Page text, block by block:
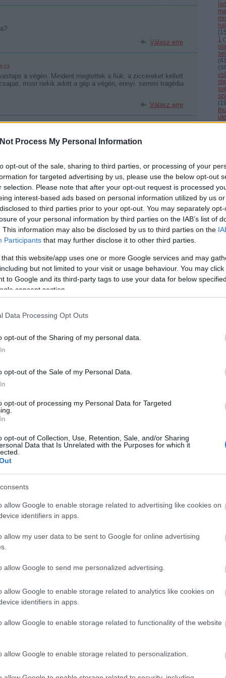
Process My Personal Information
opt-out of the sale, sharing to third parties, or processing of your
for targeted advertising by us, please use the below opt-out
selection. Please note that after your opt-out request is processed
interest-based ads based on personal information utilized by us
to third parties prior to your opt-out. You may separately
of your personal information by third parties on the IAB’s list of
This information may also be disclosed by us to third parties on the
Participants that may further disclose it to other third parties.
that this website/app uses one or more Google services and may
but not limited to your visit or usage behaviour. You may
to Google and its third-party tags to use your data for below
consent section.
Data Processing Opt Outs
opt-out of the Sharing of my personal data.
opt-out of the Sale of my Personal Data.
opt-out of processing my Personal Data for Targeted
opt-out of Collection, Use, Retention, Sale, and/or Sharing
Data that Is Unrelated with the Purposes for which it
allow Google to enable storage related to advertising like cookies on
identifiers in apps.
allow my user data to be sent to Google for online advertising
allow Google to send me personalized advertising.
allow Google to enable storage related to analytics like cookies on
identifiers in apps.
allow Google to enable storage related to functionality of the website
allow Google to enable storage related to personalization.
(
1 (
(41
(
(
Válasz erre
a végén. Mindent megtettek a fiúk, a ziccereket kellett
most nekik adott a gép a végén, ennyi. semmi tragédia
Válasz erre
bár azt meg kell hagyni, hogy iszonyú jól védekeztek.
panasz.
fárasztó volt a meccset. Nem gondoltam, hogy végig
két góllal nyerünk. Gratulálok a csapatnak.
Válasz erre
panasz a játékvezetésre, ugyanis szlovénok voltak.
így ki lehet kapni.
Válasz erre
Fehérvár TV is ugyanúgy megvehetné a jogot!
Válasz erre
ezt hoznia kellett volna (úgy értem megérdemelték volna). A
is jó volt, rengeteg helyzetünk is megvolt (baromi kíváncsi
Graznak messze nem volt annyi helyzete), de egyszerűen ma
inkább nagyon ellenünk volt. A srácok olyan átadásokat
Némelyik hibát már-már én sem hittem el, egyik alkalommal
"Gól!" mert már annyira elképesztő volt, hogy nem megy be.
emberelőnyben voltunk... A Graz játékából leginkább a kapus
jól játszottak, de ma nem érezték a passzokat, ennyi.
születtek a többi meccsen nem nagy ügy, előre kell menni!
meccsen ugyanilyen szívvel játsszani és meglesz a
23:18:18
egy gyengébb teljesítményt nyújtó ellenféltől sikerült kikapni,
/8-at?/ nem sikerült kihasználni, ráadásul az
Kovácsnak semmi nem akart sikerülni /sajnos ő már nagyon
öncélúnak tűnik sokszor/, de Horváth is erőtlennek tűnt, a
a plussssz hiányzott, de az nagyon..:-((((((
Válasz erre
a lépés, mégiscsak a liga első látogatott hozzánk. A góljaink
az ma sem.
a vérbeli szurkoló polgármesterüket, kezet fogni
ami megjár neki.
Válasz erre